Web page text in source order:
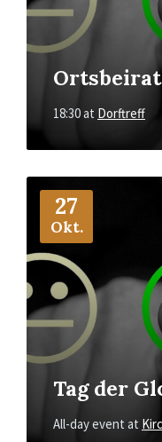
18:30at Dorftreff
27
Okt.
Tag der
All-day event at
More